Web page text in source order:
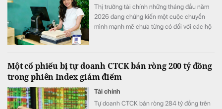
Thị trường tài chính những tháng đầu năm
2026 đang chứng kiến một cuộc chuyển
mình mạnh mẽ chưa từng có đối với các hộ
đã tạo nên một áp lực thực sự, buộc những
người làm kinh doanh phải thay đổi toàn
Một cổ phiếu bị tự doanh CTCK bán ròng 200 tỷ đồng
trong phiên Index giảm điểm
Tài chính
Tự doanh CTCK bán ròng 284 tỷ đồng trên